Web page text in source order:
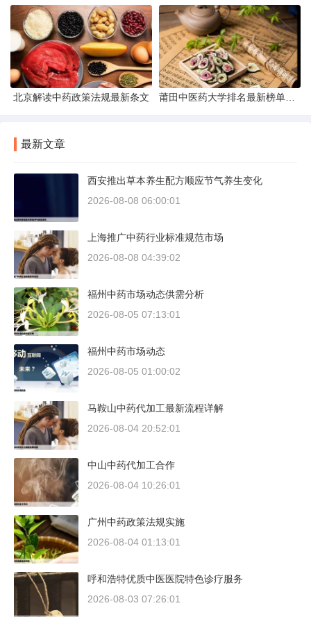
北京解读中药政策法规最新条文
最新文章
西安推出草本养生配方顺应节气养生变化
2026-08-08 06:00:01
上海推广中药行业标准规范市场
2026-08-08 04:39:02
福州中药市场动态供需分析
2026-08-05 07:13:01
福州中药市场动态
2026-08-05 01:00:02
马鞍山中药代加工最新流程详解
2026-08-04 20:52:01
中山中药代加工合作
2026-08-04 10:26:01
广州中药政策法规实施
2026-08-04 01:13:01
呼和浩特优质中医医院特色诊疗服务
2026-08-03 07:26:01